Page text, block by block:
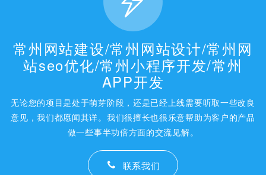
常州网站建设/常州网站设计/常州网
站seo优化/常州小程序开发/常州
APP开发
无论您的项目是处于萌芽阶段，还是已经上线需要听取一些改良
意见，我们都愿闻其详。我们很擅长也很乐意帮助为客户的产品
做一些事半功倍方面的交流见解。
联系我们